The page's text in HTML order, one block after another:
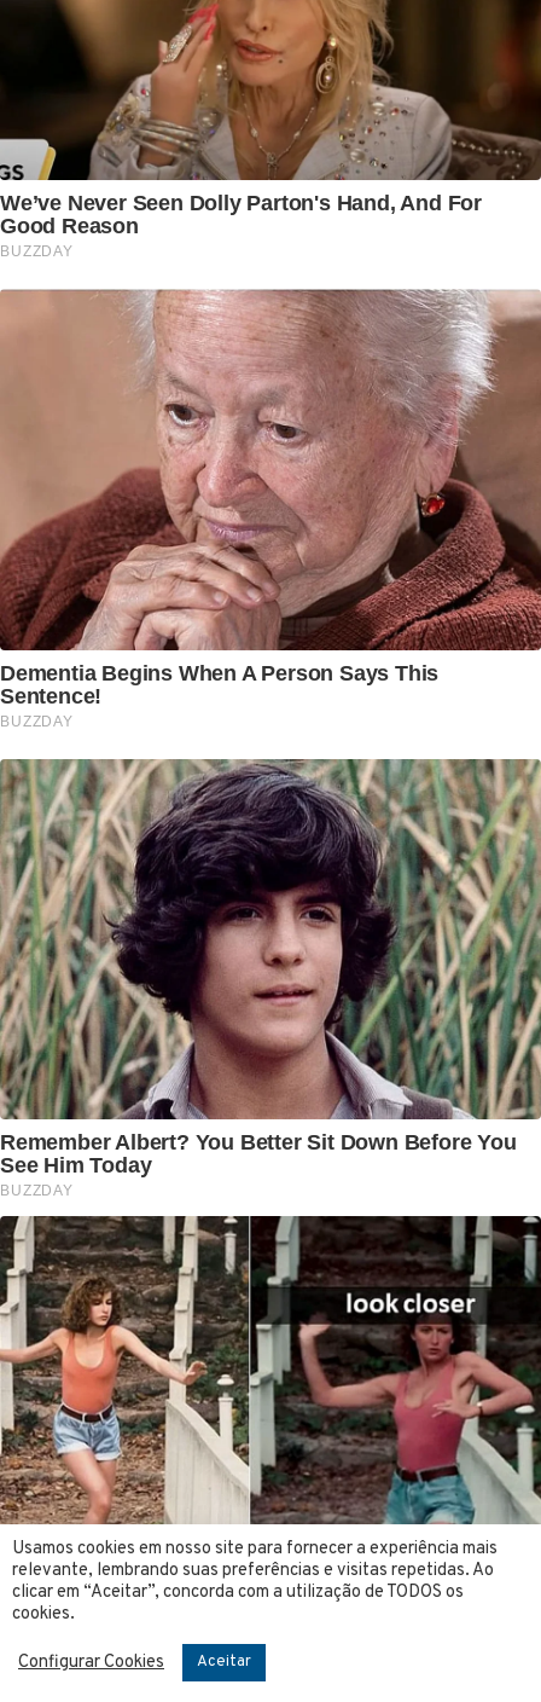
Usamos cookies em nosso site para fornecer a experiência mais
relevante, lembrando suas preferências e visitas repetidas. Ao
clicar em “Aceitar”, concorda com a utilização de TODOS os
cookies.
Configurar Cookies Aceitar